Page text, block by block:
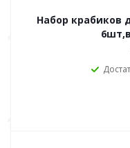
Набор крабиков